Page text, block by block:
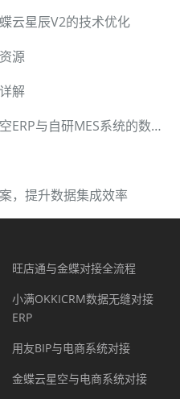
云星辰V2的技术优化
源
解
基于轻易云平台实现金蝶云星空ERP与自研MES系统的数据集成
，提升数据集成效率
旺店通与金蝶对接全流程
小满OKKICRM数据无缝对接
ERP
用友BIP与电商系统对接
金蝶云星空与电商系统对接